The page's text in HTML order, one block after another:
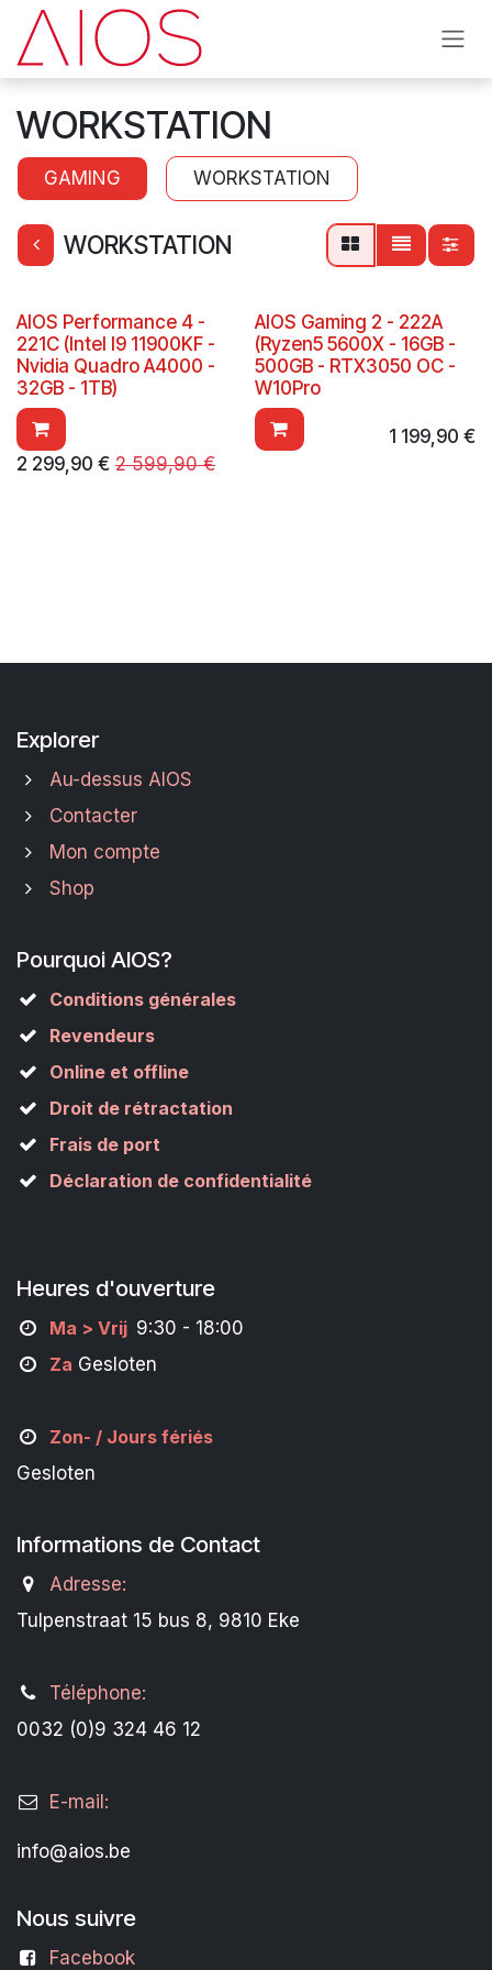
Se rendre au contenu
WORKSTATION
GAMING WORKSTATION
WORKSTATION
AIOS Performance 4 -
221C (Intel I9 11900KF -
Nvidia Quadro A4000 -
32GB - 1TB)
2 299,90 € 2 599,90€
AIOS Gaming 2 - 222A
(Ryzen5 5600X - 16GB -
500GB - RTX3050 OC -
W10Pro
1 199,90 €
Explorer
Au-dessus AIOS
Contacter
Mon compte
Shop
Pourquoi AIOS?
Conditions générales
Revendeurs
Online et offline
Droit de rétractation
Frais de port
Déclaration de confidentialité
Heures d'ouverture
Ma > Vrij 9:30 - 18:00
Za Gesloten
Zon- / Jours fériés
Gesloten
Informations de Contact
Adresse:
Tulpenstraat 15 bus 8, 9810 Eke
Téléphone:
0032 (0)9 324 46 12
E-mail:
info@aios.be
Nous suivre
Facebook